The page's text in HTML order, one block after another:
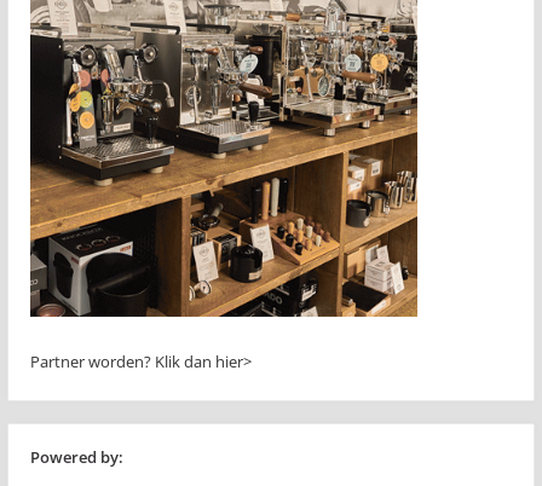
Partner worden? Klik dan hier>
Powered by: